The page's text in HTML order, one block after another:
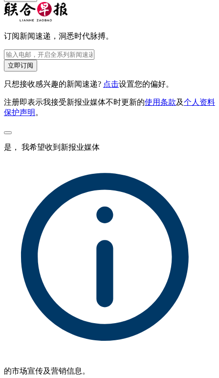
订阅新闻速递，洞悉时代脉搏。
立即订阅
只想接收感兴趣的新闻速递? 点击设置您的偏好。
注册即表示我接受新报业媒体不时更新的使用条款及个人资料
保护声明 。
是， 我希望收到新报业媒体
的市场宣传及营销信息。